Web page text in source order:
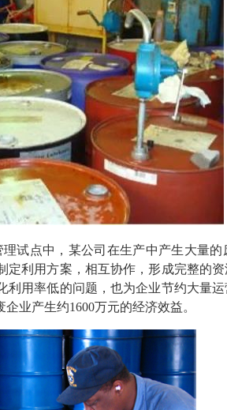
试点中，某公司在生产中产生大量
利用方案，相互协作，形成完整的
利用率低的问题，也为企业节约大量
业产生约1600万元的经济效益。